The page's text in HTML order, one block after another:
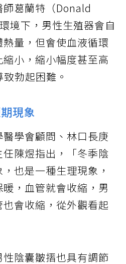
葛蘭特（Donald
境下，男性生殖器會自
量，但會使血液循環
小，縮小幅度甚至高
勃起困難。
現象
學會顧問、林口長庚
陳煜指出，「冬季陰
也是一種生理現象，
，血管就會收縮，男
會收縮，從外觀看起
性陰囊皺摺也具有調節